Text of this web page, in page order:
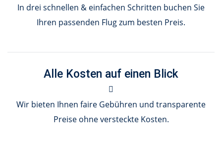
In drei schnellen & einfachen Schritten buchen Sie
Ihren passenden Flug zum besten Preis.
Alle Kosten auf einen Blick
Wir bieten Ihnen faire Gebühren und transparente
Preise ohne versteckte Kosten.